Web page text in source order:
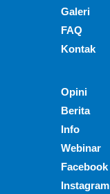
Galeri
FAQ
Kontak
Opini
Berita
Info
Webinar
Facebook
Instagram